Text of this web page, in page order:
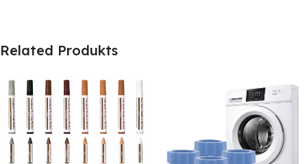
Related Produkts